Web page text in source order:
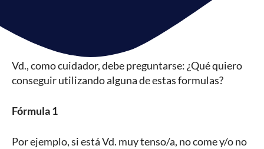
Vd., como cuidador, debe preguntarse: ¿Qué quiero
conseguir utilizando alguna de estas formulas?
Fórmula 1
Por ejemplo, si está Vd. muy tenso/a, no come y/o no